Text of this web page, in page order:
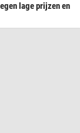
lage prijzen en